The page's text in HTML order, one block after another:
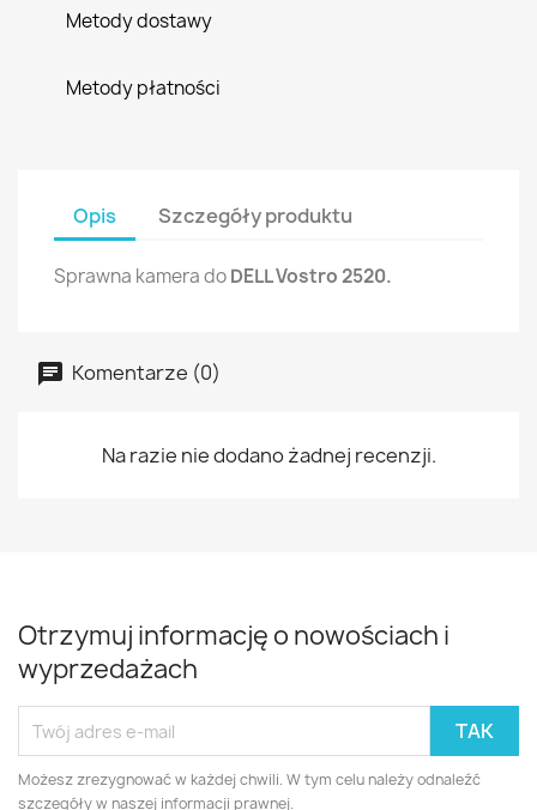
Metody dostawy
Metody płatności
Opis Szczegóły produktu
Sprawna kamera doDELL Vostro 2520.
Komentarze (0)
Na razie nie dodano żadnej recenzji.
Otrzymuj informację o nowościach i
wyprzedażach
Możesz zrezygnować w każdej chwili. W tym celu należy odnaleźć
szczegóły w naszej informacji prawnej.